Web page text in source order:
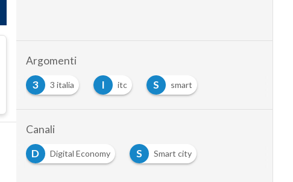
Argomenti
3
3 italia I itc S
smart
Canali
D
Digital Economy S
Smart city